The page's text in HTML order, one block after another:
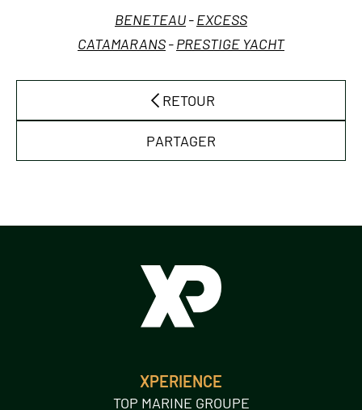
BENETEAU-EXCESS
CATAMARANS-PRESTIGE YACHT
RETOUR
PARTAGER
XPERIENCE
TOP MARINE GROUPE